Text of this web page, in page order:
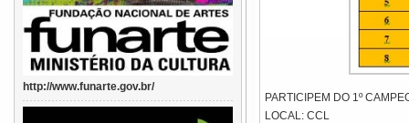
http://www.funarte.gov.br/
PARTICIPEM DO 1º
LOCAL: CCL